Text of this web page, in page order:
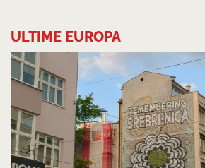
ULTIME EUROPA